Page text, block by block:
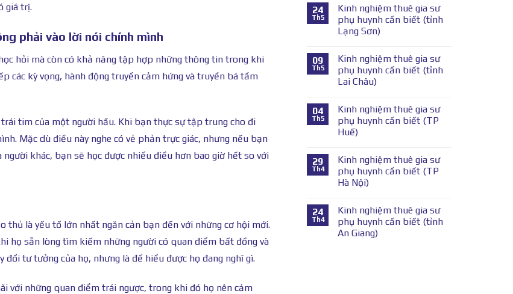
giá trị.
phải vào lời nói chính mình
hỏi mà còn có khả năng tập hợp những thông tin trong khi
các kỳ vọng, hành động truyền cảm hứng và truyền bá tầm
tim của một người hầu. Khi bạn thực sự tập trung cho đi
Mặc dù điều này nghe có vẻ phản trực giác, nhưng nếu bạn
khác, bạn sẽ học được nhiều điều hơn bao giờ hết so với
thủ là yếu tố lớn nhất ngăn cản bạn đến với những cơ hội mới.
họ sẵn lòng tìm kiếm những người có quan điểm bất đồng và
tư tưởng của họ, nhưng là để hiểu được họ đang nghĩ gì.
với những quan điểm trái ngược, trong khi đó họ nên cảm
24
Th5
Kinh nghiệm thuê gia sư
phụ huynh cần biết (tỉnh
Lạng Sơn)
09
Th5
Kinh nghiệm thuê gia sư
phụ huynh cần biết (tỉnh
Lai Châu)
04
Th5
Kinh nghiệm thuê gia sư
phụ huynh cần biết (TP
Huế)
29
Th4
Kinh nghiệm thuê gia sư
phụ huynh cần biết (TP
Hà Nội)
24
Th4
Kinh nghiệm thuê gia sư
phụ huynh cần biết (tỉnh
An Giang)